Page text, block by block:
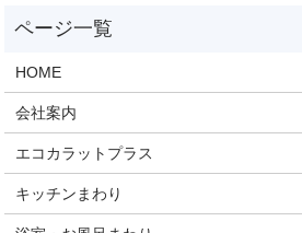
HOME
会社案内
エコカラットプラス
キッチンまわり